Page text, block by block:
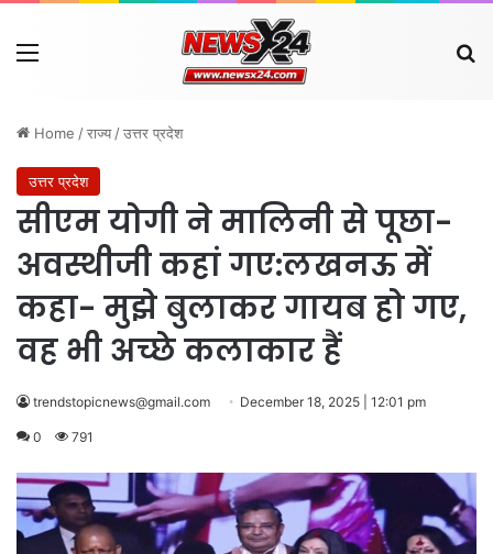
Menu
Home /राज्य /उत्तर प्रदेश
उत्तर प्रदेश
सीएम योगी ने मालिनी से पूछा-
अवस्थीजी कहां गए:लखनऊ में
कहा- मुझे बुलाकर गायब हो गए,
वह भी अच्छे कलाकार हैं
trendstopicnews@gmail.com December 18, 2025 | 12:01 pm
0 791